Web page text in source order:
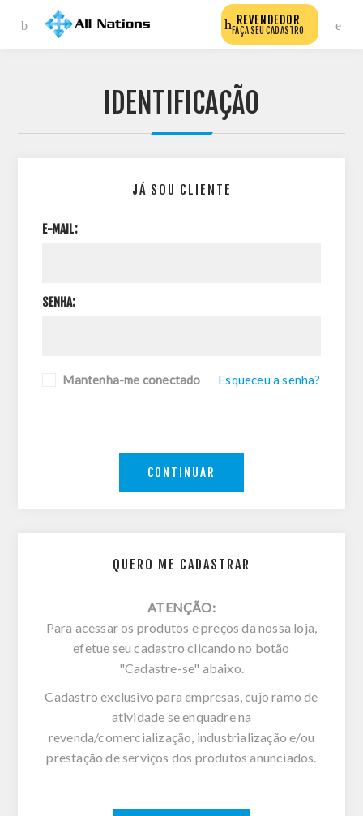
REVENDEDOR
FAÇA SEU CADASTRO
IDENTIFICAÇÃO
QUERO ME CADASTRAR
ATENÇÃO:
Para acessar os produtos e preços da nossa loja,
efetue seu cadastro clicando no botão
"Cadastre-se" abaixo.
Cadastro exclusivo para empresas, cujo ramo de
atividade se enquadre na
revenda/comercialização, industrialização e/ou
prestação de serviços dos produtos anunciados.
JÁ SOU CLIENTE
E-MAIL:
SENHA:
Mantenha-me conectado Esqueceu a senha?
CONTINUAR